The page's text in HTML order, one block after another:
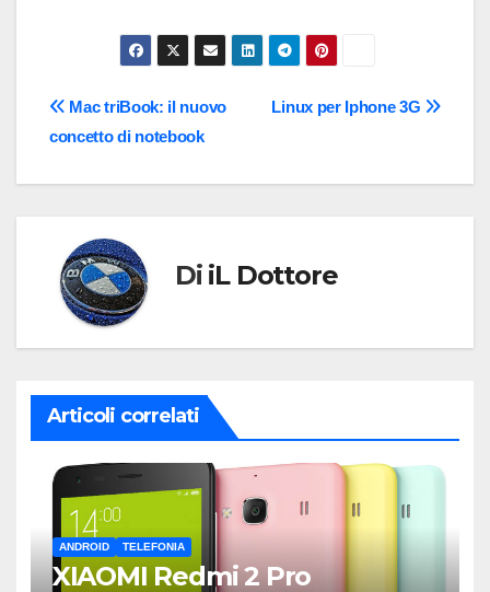
Navigazione
Linux per Iphone 3G
Mac triBook: il nuovo
concetto di notebook
Di iL Dottore
Articoli correlati
ANDROID TELEFONIA
XIAOMI Redmi 2 Pro